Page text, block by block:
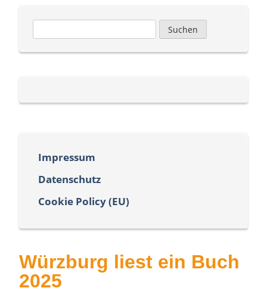
nach:
Impressum
Datenschutz
Cookie Policy (EU)
Würzburg liest ein Buch
2025